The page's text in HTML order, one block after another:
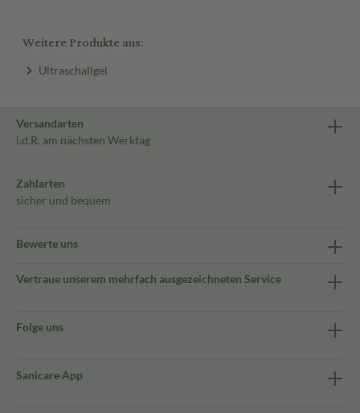
Weitere Produkte aus:
Ultraschallgel
Versandarten
i.d.R. am nächsten Werktag
Zahlarten
sicher und bequem
Bewerte uns
Vertraue unserem mehrfach ausgezeichneten Service
Folge uns
Sanicare App